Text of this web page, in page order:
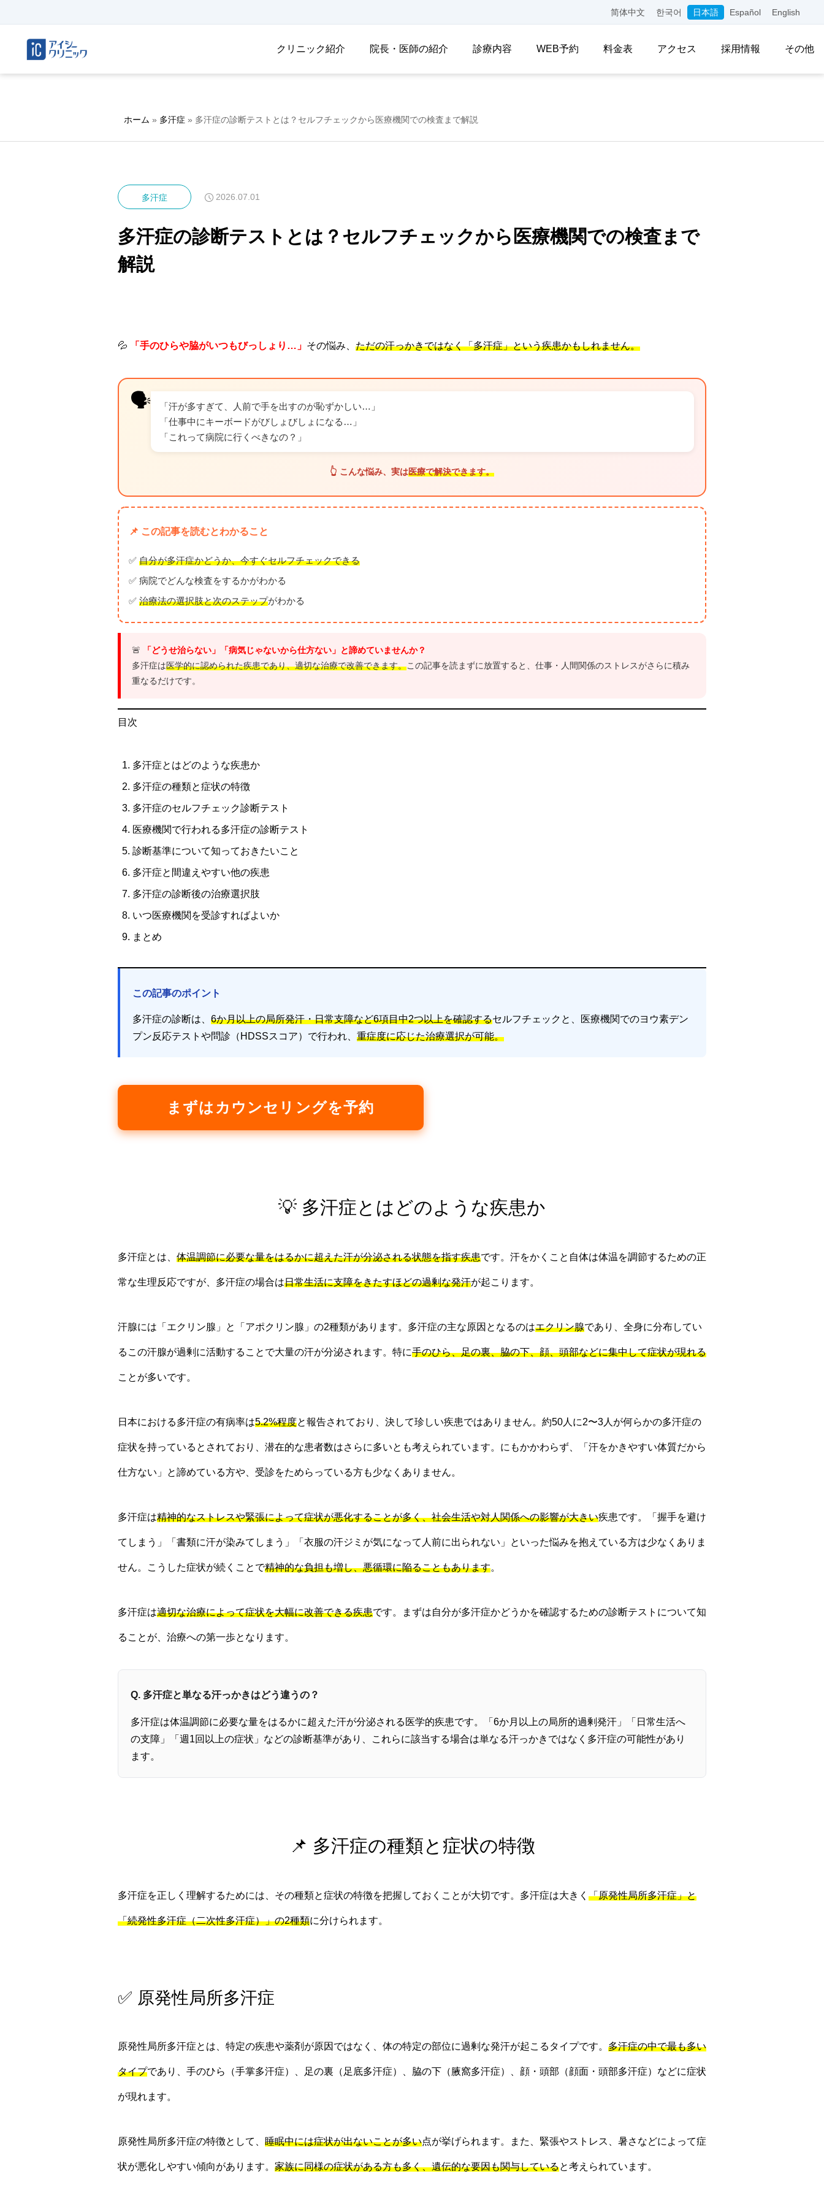
简体中文 한국어 日本語 Español English
クリニック紹介 院長・医師の紹介 診療内容 WEB予約 料金表 アクセス 採用情報 その他
ホーム » 多汗症 » 多汗症の診断テストとは？セルフチェックから医療機関での検査まで解説
多汗症 2026.07.01
多汗症の診断テストとは？セルフチェックから医療機関での検査まで
解説
💦 「手のひらや脇がいつもびっしょり…」 その悩み、 ただの汗っかきではなく「多汗症」という疾患かもしれません。
🗣️
「汗が多すぎて、人前で手を出すのが恥ずかしい…」
「仕事中にキーボードがびしょびしょになる…」
「これって病院に行くべきなの？」
👆 こんな悩み、実は医療で解決できます。
📌 この記事を読むとわかること
✅ 自分が多汗症かどうか、今すぐセルフチェックできる
✅ 病院でどんな検査をするかがわかる
✅ 治療法の選択肢と次のステップがわかる
🚨
「どうせ治らない」「病気じゃないから仕方ない」と諦めていませんか？
多汗症は医学的に認められた疾患であり、適切な治療で改善できます。この記事を読まずに放置すると、仕事・人間関係のストレスがさらに積み
重なるだけです。
目次
多汗症とはどのような疾患か
多汗症の種類と症状の特徴
多汗症のセルフチェック診断テスト
医療機関で行われる多汗症の診断テスト
診断基準について知っておきたいこと
多汗症と間違えやすい他の疾患
多汗症の診断後の治療選択肢
いつ医療機関を受診すればよいか
まとめ
この記事のポイント
多汗症の診断は、 6か月以上の局所発汗・日常支障など6項目中2つ以上を確認するセルフチェックと、医療機関でのヨウ素デン
プン反応テストや問診（HDSSスコア）で行われ、 重症度に応じた治療選択が可能。
まずはカウンセリングを予約
💡 多汗症とはどのような疾患か
多汗症とは、 体温調節に必要な量をはるかに超えた汗が分泌される状態を指す疾患です。汗をかくこと自体は体温を調節するための正
常な生理反応ですが、多汗症の場合は日常生活に支障をきたすほどの過剰な発汗が起こります。
汗腺には「エクリン腺」と「アポクリン腺」の2種類があります。多汗症の主な原因となるのはエクリン腺であり、全身に分布してい
るこの汗腺が過剰に活動することで大量の汗が分泌されます。特に手のひら、足の裏、脇の下、顔、頭部などに集中して症状が現れる
ことが多いです。
日本における多汗症の有病率は5.2%程度と報告されており、決して珍しい疾患ではありません。約50人に2〜3人が何らかの多汗症の
症状を持っているとされており、潜在的な患者数はさらに多いとも考えられています。にもかかわらず、「汗をかきやすい体質だから
仕方ない」と諦めている方や、受診をためらっている方も少なくありません。
多汗症は精神的なストレスや緊張によって症状が悪化することが多く、社会生活や対人関係への影響が大きい疾患です。「握手を避け
てしまう」「書類に汗が染みてしまう」「衣服の汗ジミが気になって人前に出られない」といった悩みを抱えている方は少なくありま
せん。こうした症状が続くことで精神的な負担も増し、悪循環に陥ることもあります。
多汗症は適切な治療によって症状を大幅に改善できる疾患です。まずは自分が多汗症かどうかを確認するための診断テストについて知
ることが、治療への第一歩となります。
Q. 多汗症と単なる汗っかきはどう違うの？
多汗症は体温調節に必要な量をはるかに超えた汗が分泌される医学的疾患です。「6か月以上の局所的過剰発汗」「日常生活へ
の支障」「週1回以上の症状」などの診断基準があり、これらに該当する場合は単なる汗っかきではなく多汗症の可能性があり
ます。
📌 多汗症の種類と症状の特徴
多汗症を正しく理解するためには、その種類と症状の特徴を把握しておくことが大切です。多汗症は大きく 「原発性局所多汗症」と
「続発性多汗症（二次性多汗症）」の2種類に分けられます。
✅ 原発性局所多汗症
原発性局所多汗症とは、特定の疾患や薬剤が原因ではなく、体の特定の部位に過剰な発汗が起こるタイプです。 多汗症の中で最も多い
タイプであり、手のひら（手掌多汗症）、足の裏（足底多汗症）、脇の下（腋窩多汗症）、顔・頭部（顔面・頭部多汗症）などに症状
が現れます。
原発性局所多汗症の特徴として、 睡眠中には症状が出ないことが多い点が挙げられます。また、緊張やストレス、暑さなどによって症
状が悪化しやすい傾向があります。 家族に同様の症状がある方も多く、遺伝的な要因も関与していると考えられています。